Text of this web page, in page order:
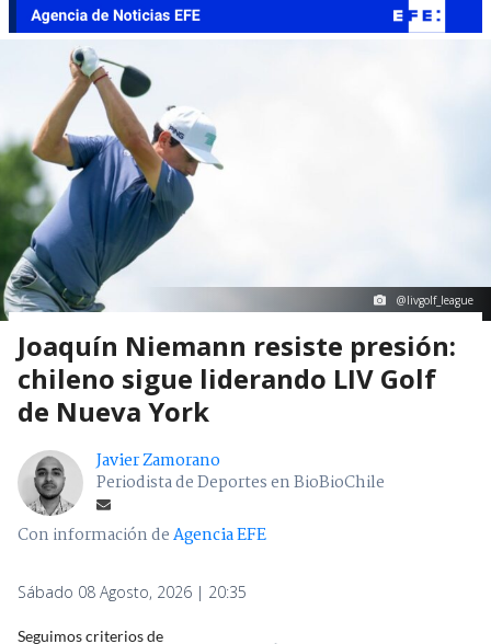
@livgolf_league
Joaquín Niemann resiste presión:
chileno sigue liderando LIV Golf
de Nueva York
Javier Zamorano
Periodista de Deportes en BioBioChile
Con información deAgencia EFE
Sábado 08 Agosto, 2026 | 20:35
Seguimos criterios de